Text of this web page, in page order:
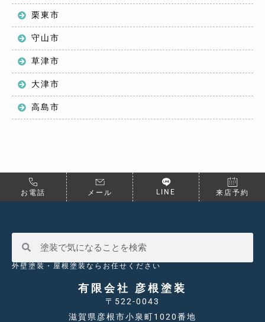
栗東市
守山市
草津市
大津市
高島市
お電話 メール LINE 来店予約
外壁塗装・屋根塗装ならお任せください
有限会社 彦根塗装
〒522-0043
滋賀県彦根市小泉町1020番地